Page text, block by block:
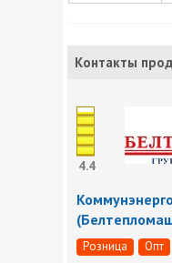
Контакты
4.4
Розница Опт